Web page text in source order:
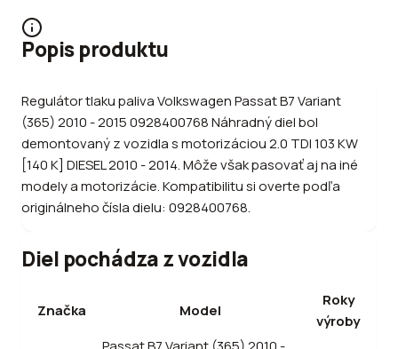
Popis produktu
Regulátor tlaku paliva Volkswagen Passat B7 Variant
(365) 2010 - 2015 0928400768 Náhradný diel bol
demontovaný z vozidla s motorizáciou 2.0 TDI 103 KW
[140 K] DIESEL 2010 - 2014. Môže však pasovať aj na iné
modely a motorizácie. Kompatibilitu si overte podľa
originálneho čísla dielu: 0928400768.
Diel pochádza z vozidla
Značka Model
Roky
výroby